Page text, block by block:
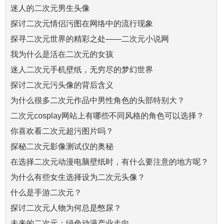
迷人的二次元男生头像
探讨二次元情侣污图在网络中的流行现象
探寻二次元世界的精彩之处——二次元小说网
我为什么是活在二次元的女孩
迷人二次元手机壁纸，无穷尽的梦幻世界
探讨二次元污头像的背后含义
为什么很多二次元作品中男性角色的头部特别大？
二次元cosplay网站上有哪些不同风格的角色可以选择？
你喜欢看二次元超污图片吗？
探秘二次元影像测试仪的奥秘
在选择二次元动漫电脑壁纸时，有什么要注意的地方呢？
为什么有些女生选择设为二次元头像？
什么是手游二次元？
探讨二次元人物为何总是憋尿？